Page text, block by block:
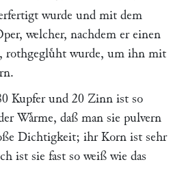
wurde und mit dem
welcher, nachdem er einen
rothgegluͤht wurde, um ihn mit
Kupfer und 20 Zinn ist so
Waͤrme, daß man sie pulvern
Dichtigkeit; ihr Korn ist sehr
ist sie fast so weiß wie das